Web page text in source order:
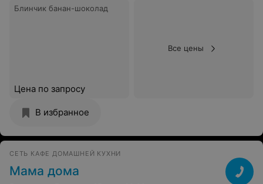
Блинчик банан-шоколад
Цена по запросу
Все цены
В избранное
СЕТЬ КАФЕ ДОМАШНЕЙ КУХНИ
Мама дома